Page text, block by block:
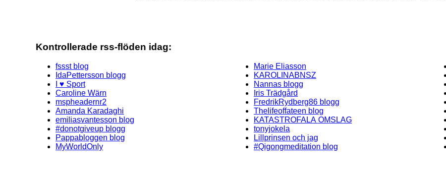
Kontrollerade rss-flöden idag:
fssst blog
IdaPettersson blogg
I ♥ Sport
Caroline Wärn
mspheadernr2
Amanda Karadaghi
emiliasvantesson blog
#donotgiveup blogg
Pappabloggen blog
MyWorldOnly
Marie Eliasson
KAROLINABNSZ
Nannas blogg
Iris Trädgård
FredrikRydberg86 blogg
Thelifeoffateen blog
KATASTROFALA OMSLAG
tonyjokela
Lillprinsen och jag
#Qigongmeditation blog